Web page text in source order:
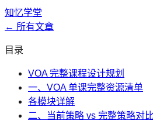
知忆学堂
← 所有文章
目录
VOA 完整课程设计规划
一、VOA 单课完整资源清单
各模块详解
二、当前策略 vs 完整策略对比